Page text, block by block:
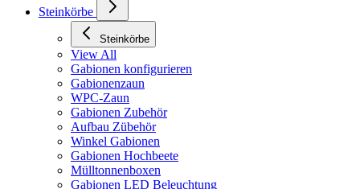
Steinkörbe
Steinkörbe
View All
Gabionen konfigurieren
Gabionenzaun
WPC-Zaun
Gabionen Zubehör
Aufbau Zübehör
Winkel Gabionen
Gabionen Hochbeete
Mülltonnenboxen
Gabionen LED Beleuchtung